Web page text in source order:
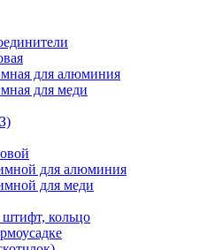
для алюминия
для меди
для алюминия
для меди
кольцо